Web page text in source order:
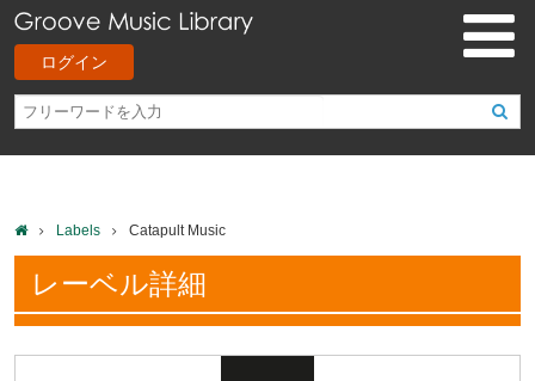
ログイン
Labels Catapult Music
レーベル詳細